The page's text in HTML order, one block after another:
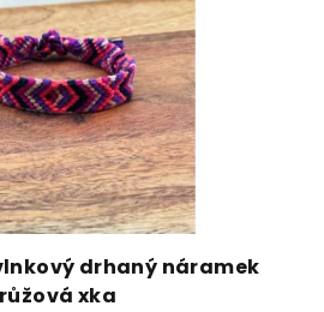
drhaný náramek
růžová xka